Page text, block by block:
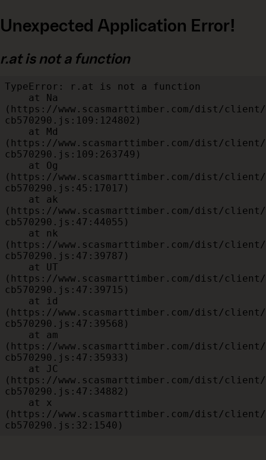
Unexpected Application Error!
r.at is not a function
TypeError: r.at is not a function
(https://www.scasmarttimber.com/dist/
cb570290.js:109:124802)
(https://www.scasmarttimber.com/dist/
cb570290.js:109:263749)
(https://www.scasmarttimber.com/dist/
cb570290.js:45:17017)
(https://www.scasmarttimber.com/dist/
cb570290.js:47:44055)
(https://www.scasmarttimber.com/dist/
cb570290.js:47:39787)
(https://www.scasmarttimber.com/dist/
cb570290.js:47:39715)
(https://www.scasmarttimber.com/dist/
cb570290.js:47:39568)
(https://www.scasmarttimber.com/dist/
cb570290.js:47:35933)
(https://www.scasmarttimber.com/dist/
cb570290.js:47:34882)
(https://www.scasmarttimber.com/dist/
cb570290.js:32:1540)